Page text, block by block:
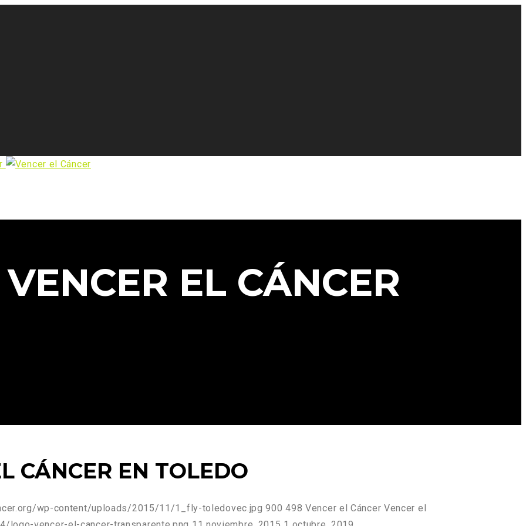
EL CÁNCER
CÁNCER EN TOLEDO
wp-content/uploads/2015/11/1_fly-toledovec.jpg 900 498 Vencer el Cáncer Vencer el